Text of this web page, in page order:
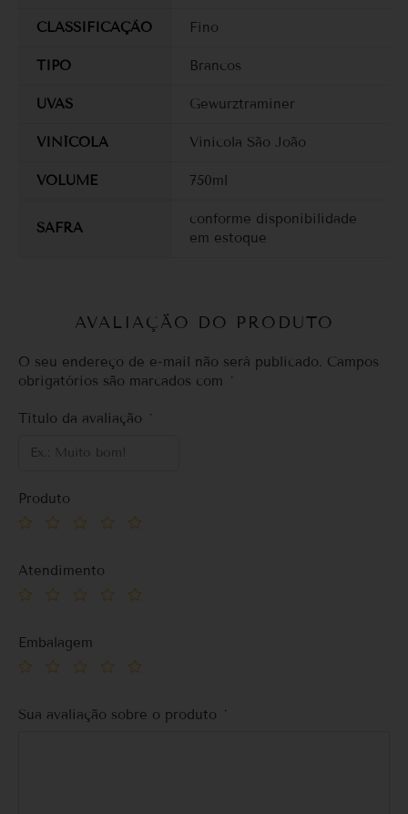
CLASSIFICAÇÃO Fino
TIPO Brancos
UVAS Gewurztraminer
VINÍCOLA Vinícola São João
VOLUME 750ml
SAFRA
conforme disponibilidade
em estoque
AVALIAÇÃO DO PRODUTO
O seu endereço de e-mail não será publicado. Campos
obrigatórios são marcados com
*
Título da avaliação *
Produto
Atendimento
Embalagem
Sua avaliação sobre o produto *